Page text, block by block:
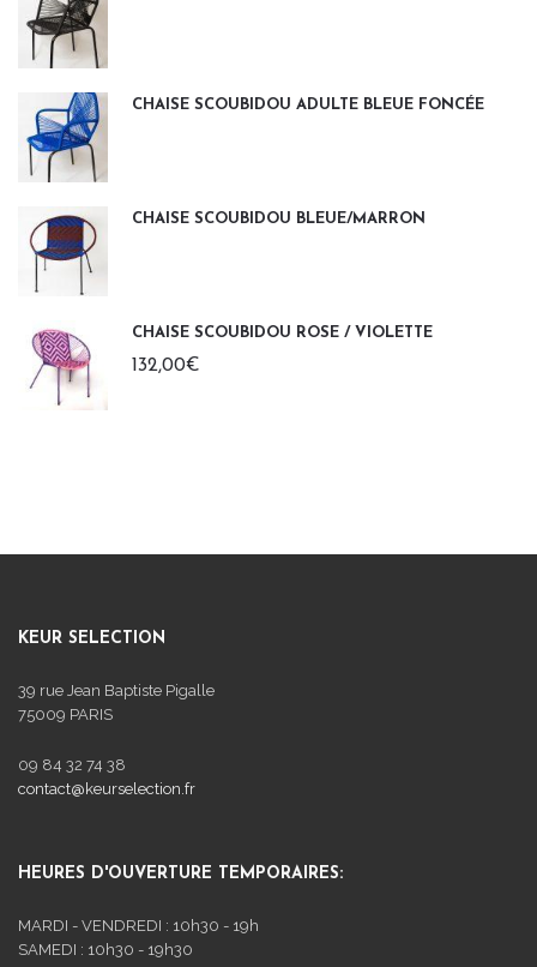
CHAISE SCOUBIDOU ADULTE BLEUE FONCÉE
CHAISE SCOUBIDOU BLEUE/MARRON
CHAISE SCOUBIDOU ROSE / VIOLETTE
132,00€
KEUR SELECTION
39 rue Jean Baptiste Pigalle
75009 PARIS
09 84 32 74 38
contact@keurselection.fr
HEURES D'OUVERTURE TEMPORAIRES:
MARDI - VENDREDI : 10h30 - 19h
SAMEDI : 10h30 - 19h30